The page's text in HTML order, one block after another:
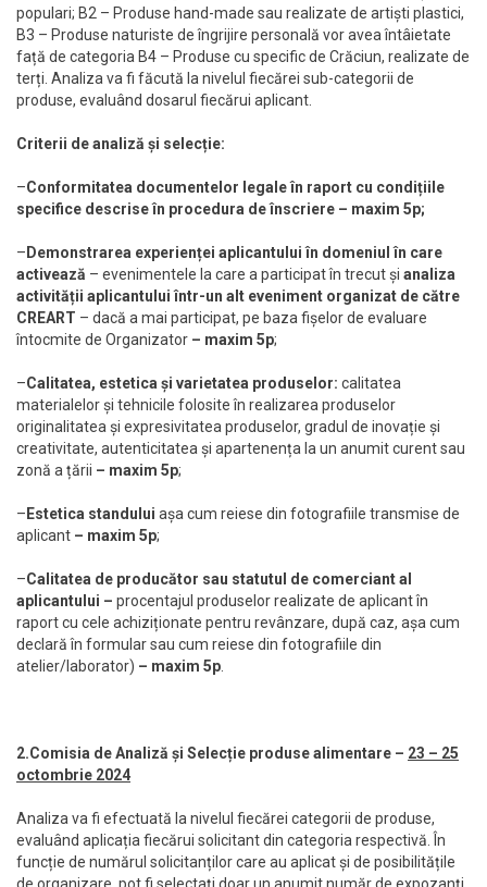
populari; B2 – Produse hand-made sau realizate de artiști plastici,
B3 – Produse naturiste de îngrijire personală vor avea întâietate
față de categoria B4 – Produse cu specific de Crăciun, realizate de
terți. Analiza va fi făcută la nivelul fiecărei sub-categorii de
produse, evaluând dosarul fiecărui aplicant.
Criterii de analiză și selecție:
–Conformitatea documentelor legale în raport cu condițiile
specifice descrise în procedura de înscriere – maxim 5p;
–Demonstrarea experienței aplicantului în domeniul în care
activează – evenimentele la care a participat în trecut și analiza
activității aplicantului într-un alt eveniment organizat de către
CREART – dacă a mai participat, pe baza fișelor de evaluare
întocmite de Organizator – maxim 5p;
–Calitatea, estetica și varietatea produselor: calitatea
materialelor și tehnicile folosite în realizarea produselor
originalitatea și expresivitatea produselor, gradul de inovație și
creativitate, autenticitatea și apartenența la un anumit curent sau
zonă a țării – maxim 5p;
–Estetica standului așa cum reiese din fotografiile transmise de
aplicant – maxim 5p;
–Calitatea de producător sau statutul de comerciant al
aplicantului – procentajul produselor realizate de aplicant în
raport cu cele achiziționate pentru revânzare, după caz, așa cum
declară în formular sau cum reiese din fotografiile din
atelier/laborator) – maxim 5p
2.Comisia de Analiză și Selecție produse alimentare – 23 – 25
octombrie 2024
Analiza va fi efectuată la nivelul fiecărei categorii de produse,
evaluând aplicația fiecărui solicitant din categoria respectivă. În
funcție de numărul solicitanților care au aplicat și de posibilitățile
de organizare, pot fi selectați doar un anumit număr de expozanți